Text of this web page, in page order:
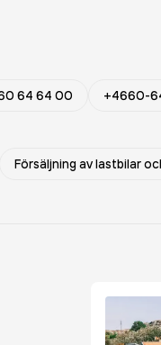
64 64 00 +4660-
Försäljning av lastbilar